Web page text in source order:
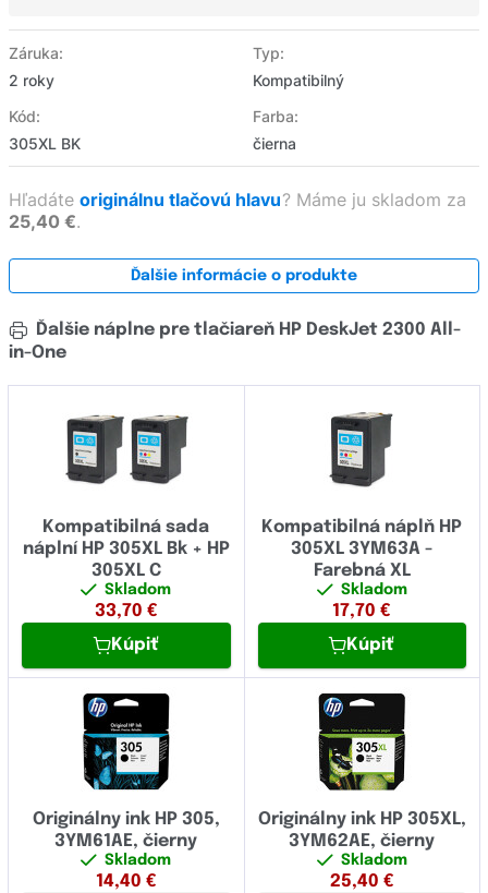
Záruka:
2 roky
Typ:
Kompatibilný
Kód:
305XL BK
Farba:
čierna
Hľadáte originálnu tlačovú hlavu? Máme ju skladom za
25,40 €.
Ďalšie informácie o produkte
Ďalšie náplne pre tlačiareň HP DeskJet 2300 All-
in-One
Kompatibilná sada
náplní HP 305XL Bk + HP
305XL C
Skladom
33,70 €
Kúpiť
Kompatibilná náplň HP
305XL 3YM63A -
Farebná XL
Skladom
17,70 €
Kúpiť
Originálny ink HP 305,
3YM61AE, čierny
Skladom
14,40 €
Originálny ink HP 305XL,
3YM62AE, čierny
Skladom
25,40 €